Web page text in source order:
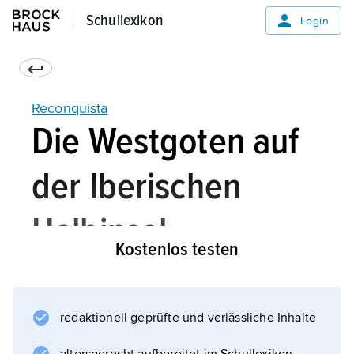
Schullexikon
Schullexikon Login
Reconquista
Die Westgoten auf
der Iberischen
Halbinsel
Bereits im 4. Jahrhundert hatten vom
Nordosten Europas ausgehend große
Kostenlos testen
redaktionell geprüfte und verlässliche Inhalte